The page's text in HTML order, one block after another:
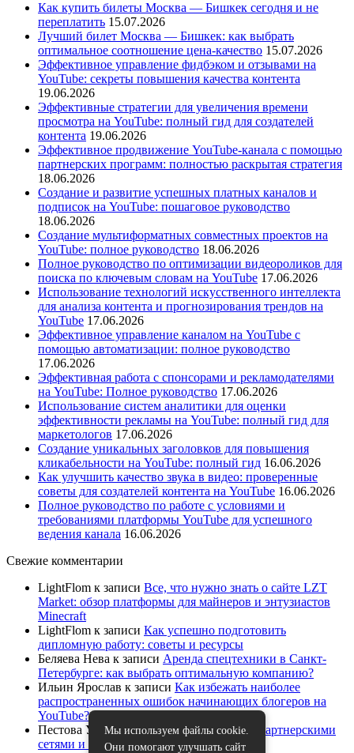
Как купить билеты Москва — Бишкек сегодня и не
переплатить 15.07.2026
Лучший билет Москва — Бишкек: как выбрать
оптимальное соотношение цена-качество 15.07.2026
Эффективное управление фидбэком и отзывами на
YouTube: секреты повышения качества контента
19.06.2026
Эффективные стратегии для увеличения времени
просмотра на YouTube: полный гид для создателей
контента 19.06.2026
Эффективное продвижение YouTube-канала с помощью
партнерских программ: полностью раскрытая стратегия
18.06.2026
Создание и развитие успешных платных каналов и
подписок на YouTube: пошаговое руководство
18.06.2026
Создание мультиформатных совместных проектов на
YouTube: полное руководство 18.06.2026
Полное руководство по оптимизации видеороликов для
поиска по ключевым словам на YouTube 17.06.2026
Использование технологий искусственного интеллекта
для анализа контента и прогнозирования трендов на
YouTube 17.06.2026
Эффективное управление каналом на YouTube с
помощью автоматизации: полное руководство
17.06.2026
Эффективная работа с спонсорами и рекламодателями
на YouTube: Полное руководство 17.06.2026
Использование систем аналитики для оценки
эффективности рекламы на YouTube: полный гид для
маркетологов 17.06.2026
Создание уникальных заголовков для повышения
кликабельности на YouTube: полный гид 16.06.2026
Как улучшить качество звука в видео: проверенные
советы для создателей контента на YouTube 16.06.2026
Полное руководство по работе с условиями и
требованиями платформы YouTube для успешного
ведения канала 16.06.2026
Свежие комментарии
LightFlom к записи Все, что нужно знать о сайте LZT
Market: обзор платформы для майнеров и энтузиастов
Minecraft
LightFlom к записи Как успешно подготовить
дипломную работу: советы и ресурсы
Беляева Нева к записи Аренда спецтехники в Санкт-
Петербурге: как выбрать оптимальную компанию?
Ильин Ярослав к записи Как избежать наиболее
распространенных ошибок начинающих блогеров на
YouTube?
Пестова Устина к записиКак работать с партнерскими
сетями и спонсорами на YouTube
Мы используем файлы cookie.
Они помогают улучшать сайт